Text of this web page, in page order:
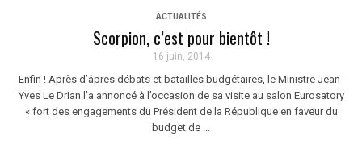
ACTUALITÉS
Scorpion, c’est pour bientôt !
16 juin, 2014
Enfin ! Après d’âpres débats et batailles budgétaires, le Ministre Jean-
Yves Le Drian l’a annoncé à l’occasion de sa visite au salon Eurosatory
« fort des engagements du Président de la République en faveur du
budget de ...